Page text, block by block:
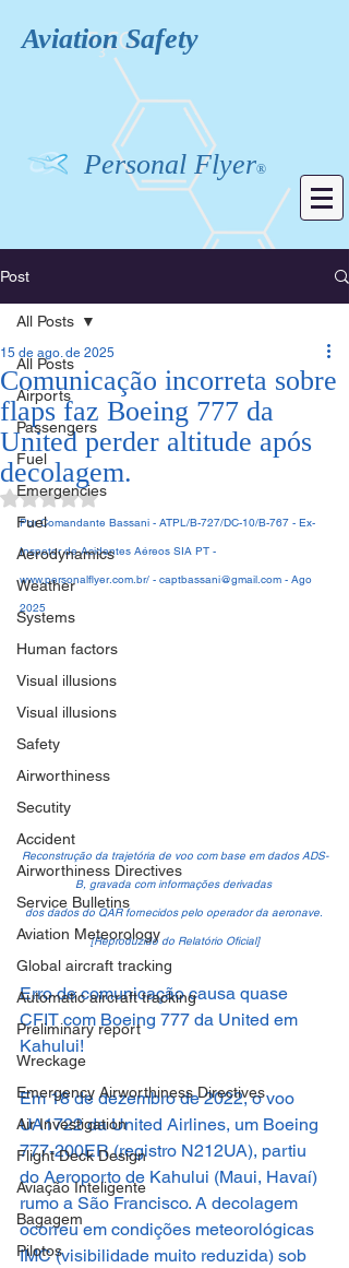
Personal Flyer®
AviationSafety
Post
All Posts
Airports
Passengers
Fuel
Emergencies
Fuel
Aerodynamics
Weather
Systems
Human factors
Visual illusions
Visual illusions
Safety
Airworthiness
Secutity
Accident
Airworthiness Directives
Service Bulletins
Aviation Meteorology
Global aircraft tracking
Automatic aircraft tracking
Preliminary report
Wreckage
Emergency Airworthiness Directives
Air Investigation
Flight Deck Design
Aviação Inteligente
Bagagem
Pilotos
All Posts
Comunicação incorreta sobre
flaps faz Boeing 777 da
United perder altitude após
decolagem.
15 de ago. de 2025
Avaliado com NaN de 5 estrelas.
Por Comandante Bassani - ATPL/B-727/DC-10/B-767 - Ex-
Inspetor de Acidentes Aéreos SIA PT -
www.personalflyer.com.br/ - captbassani@gmail.com - Ago
2025
Reconstrução da trajetória de voo com base em dados ADS-
B, gravada com informações derivadas
dos dados do QAR fornecidos pelo operador da aeronave.
[Reproduzido do Relatório Oficial]
Erro de comunicação causa quase
CFIT com Boeing 777 da United em
Kahului!
Em 18 de dezembro de 2022, o voo
UA1722 da United Airlines, um Boeing
777-200ER (registro N212UA), partiu
do Aeroporto de Kahului (Maui, Havaí)
rumo a São Francisco. A decolagem
ocorreu em condições meteorológicas
IMC (visibilidade muito reduzida) sob